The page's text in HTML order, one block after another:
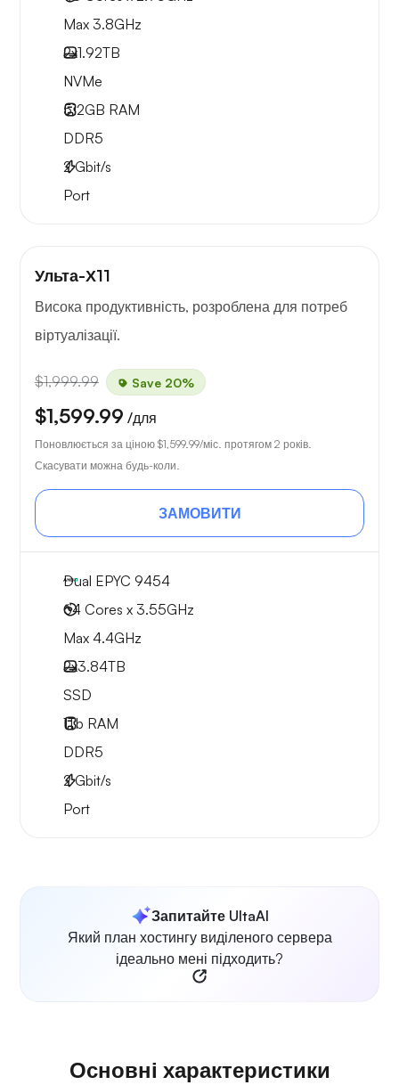
Max 3.8GHz
2x1.92TB
NVMe
512GB RAM
DDR5
2Gbit/s
Port
Ульта-Х11
Висока продуктивність, розроблена для потреб
віртуалізації.
$1,999.99 Save 20%
$1,599.99 /для
Поновлюється за ціною $1,599.99/міс. протягом 2 років.
Скасувати можна будь-коли.
ЗАМОВИТИ
Dual EPYC 9454
64 Cores x 3.55GHz
Max 4.4GHz
2x3.84TB
SSD
1Tb RAM
DDR5
2Gbit/s
Port
Запитайте UltaAI
Який план хостингу виділеного сервера
ідеально мені підходить?
Основні характеристики